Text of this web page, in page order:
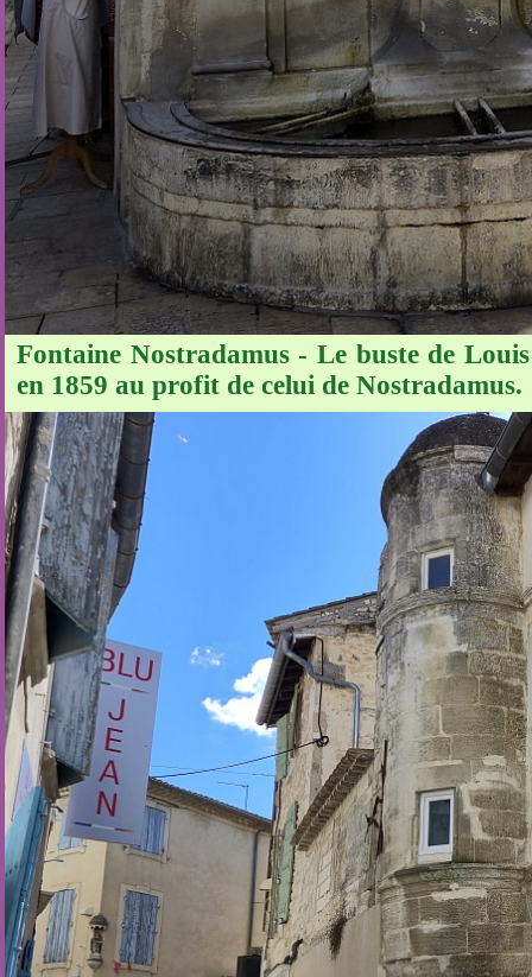
Fontaine Nostradamus - Le buste de
en 1859 au profit de celui de Nostradamus.